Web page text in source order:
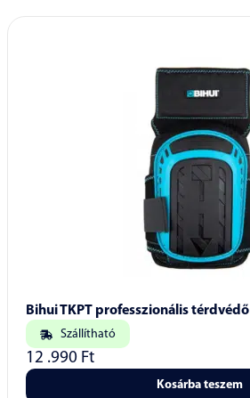
Bihui TKPT professzionális térdvédő
Szállítható
12 .990 Ft
Kosárba teszem